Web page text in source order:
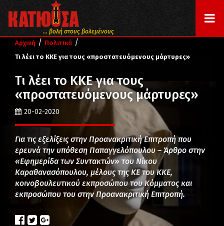
... βολή στους βολεμένους
Αρχική / Πολιτικά /
Τι λέει το ΚΚΕ για τους «προστατευόμενους μάρτυρες»
Τι λέει το ΚΚΕ για τους
«προστατευόμενους μάρτυρες»
20-02-2020
Για τις εξελίξεις στην Προανακριτική Επιτροπή που
ερευνά την υπόθεση Παπαγγελόπουλου – Άρθρο στην
«Εφημερίδα των Συντακτών» του Νίκου
Καραθανασόπουλου, μέλους της ΚΕ του ΚΚΕ,
κοινοβουλευτικού εκπροσώπου του Κόμματος και
εκπροσώπου του στην Προανακριτική Επιτροπή.